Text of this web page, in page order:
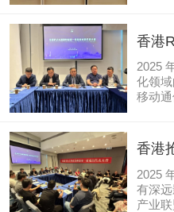
鸿主
业业
告行
毓睿
院、
院等
座。
辞，
应用
未来
沿创
香港
召开
2025
化领
移动
与元
同体
全球
立，
会，
香港
盟正
2025
有深
产业